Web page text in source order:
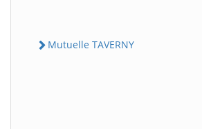
Mutuelle TAVERNY